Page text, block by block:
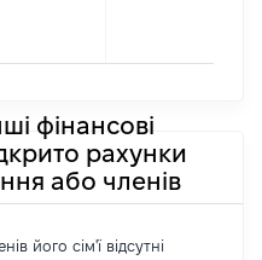
фінансові
рахунки
або членів
його сім'ї відсутні